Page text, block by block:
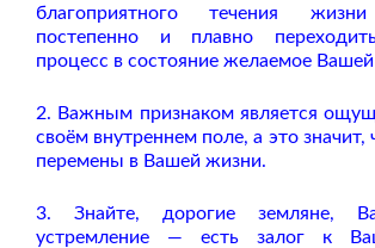
благоприятного течения
постепенно и плавно
процесс в состояние желаемое
2. Важным признаком является
своём внутреннем поле, а это значит,
перемены в Вашей жизни.
3. Знайте, дорогие земляне,
устремление — есть залог к